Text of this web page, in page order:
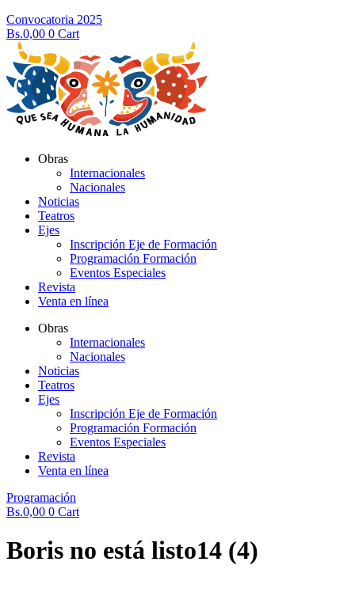
Convocatoria 2025
Bs.0,00 0 Cart
Obras
Internacionales
Nacionales
Noticias
Teatros
Ejes
Inscripción Eje de Formación
Programación Formación
Eventos Especiales
Revista
Venta en línea
Obras
Internacionales
Nacionales
Noticias
Teatros
Ejes
Inscripción Eje de Formación
Programación Formación
Eventos Especiales
Revista
Venta en línea
Programación
Bs.0,00 0 Cart
Boris no está listo14 (4)